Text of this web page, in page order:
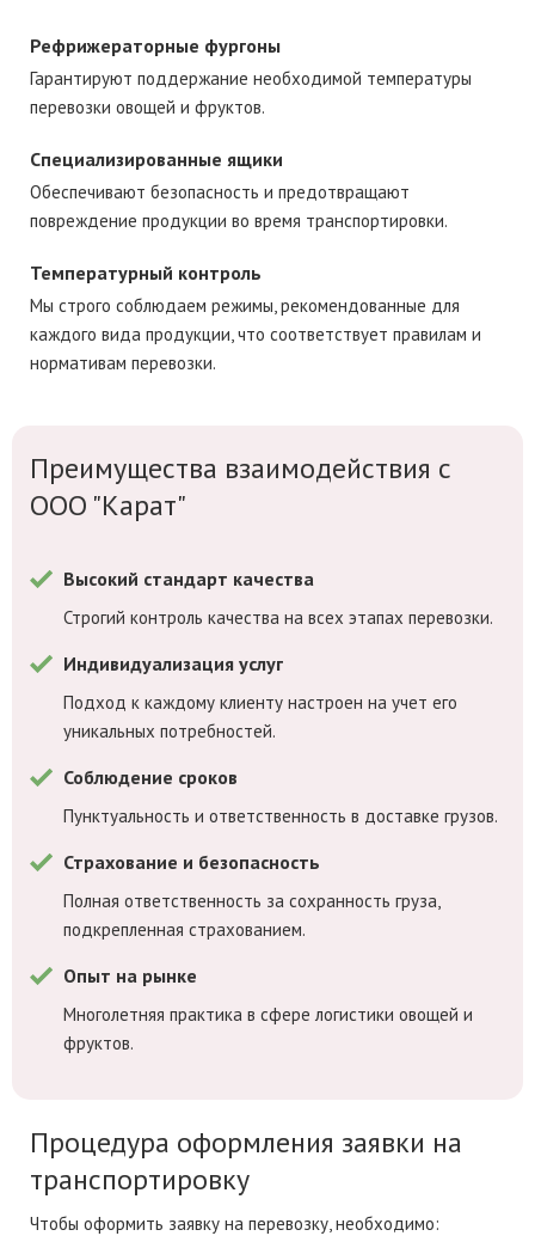
Рефрижераторные фургоны
Гарантируют поддержание необходимой температуры
перевозки овощей и фруктов.
Специализированные ящики
Обеспечивают безопасность и предотвращают
повреждение продукции во время транспортировки.
Температурный контроль
Мы строго соблюдаем режимы, рекомендованные для
каждого вида продукции, что соответствует правилам и
нормативам перевозки.
Преимущества взаимодействия с
ООО "Карат"
Высокий стандарт качества
Строгий контроль качества на всех этапах перевозки.
Индивидуализация услуг
Подход к каждому клиенту настроен на учет его
уникальных потребностей.
Соблюдение сроков
Пунктуальность и ответственность в доставке грузов.
Страхование и безопасность
Полная ответственность за сохранность груза,
подкрепленная страхованием.
Опыт на рынке
Многолетняя практика в сфере логистики овощей и
фруктов.
Процедура оформления заявки на
транспортировку
Чтобы оформить заявку на перевозку, необходимо: